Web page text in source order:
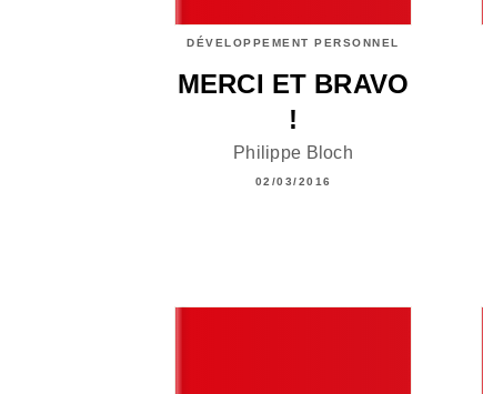
DÉVELOPPEMENT PERSONNEL
MERCI ET BRAVO
!
Philippe Bloch
02/03/2016